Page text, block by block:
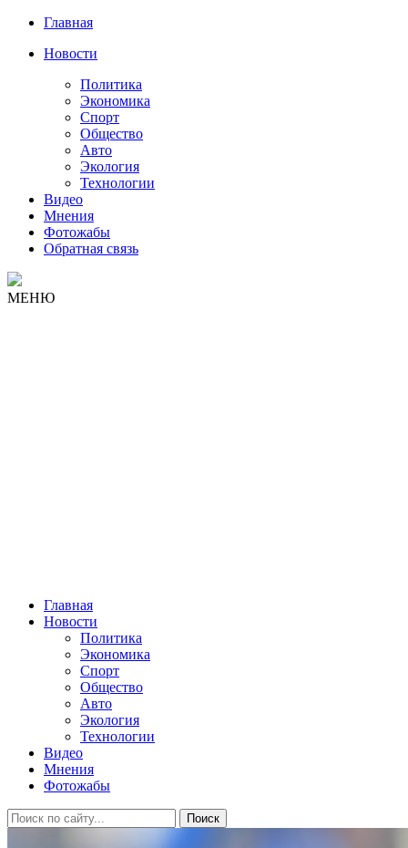
Главная
Новости
Политика
Экономика
Спорт
Общество
Авто
Экология
Технологии
Видео
Мнения
Фотожабы
Обратная связь
МЕНЮ
Главная
Новости
Политика
Экономика
Спорт
Общество
Авто
Экология
Технологии
Видео
Мнения
Фотожабы
Поиск